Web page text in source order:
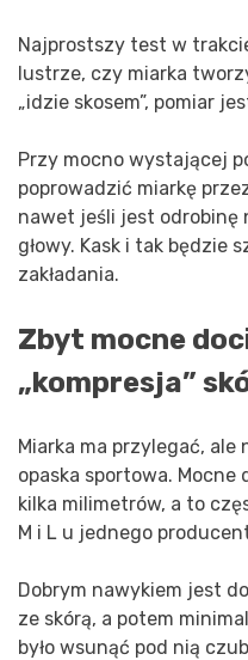
Najprostszy test w
lustrze, czy miarka
„idzie skosem”, pomiar
Przy mocno wystającej
poprowadzić miarkę
nawet jeśli jest odrobinę
głowy. Kask i tak będzie
zakładania.
Zbyt mocne
„kompresja”
Miarka ma przylegać, ale
opaska sportowa.
kilka milimetrów, a to
M i L u jednego
Dobrym nawykiem jest
ze skórą, a potem
było wsunąć pod nią